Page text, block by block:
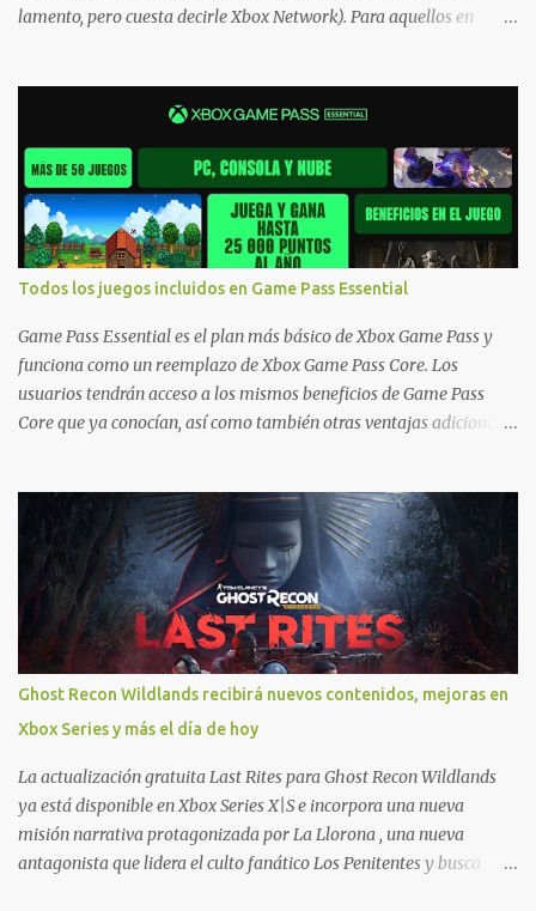
lamento, pero cuesta decirle Xbox Network). Para aquellos en
jugarlos y mantener un progreso compartido en Windows PC y
Xbox, y tenemos un listado de juegos compatibles por acá . ¿Aún
necesitas una mano con las compras? Tenemos un tutorial extenso
o en vídeo para que se quiten todas las dudas generales de cómo
hacer compras en Xbox . Podes consultar un listado más completo
de promociones desde xbox.com. El post puede tener
actualizaciones regulares o cambios ante cualquier error. Ofertas
- Argentina Ofertas - Chile Ofertas - Colombia Ofertas - México
Ofertas - Estados Unidos Ofertas - España Todas las ofertas de
Xbox One también aplican a Xbox Series, a excepción de los jue...
Todos los juegos incluidos en Game Pass Essential
Game Pass Essential es el plan más básico de Xbox Game Pass y
funciona como un reemplazo de Xbox Game Pass Core. Los
usuarios tendrán acceso a los mismos beneficios de Game Pass
Core que ya conocían, así como también otras ventajas adicionales
que están en Xbox y PC, que van desde skins, desbloqueo de
personajes, paquetes de armas hasta emotes, monedas virtuales y
más para diferentes títulos. Todas estas ventajas se pueden
reclamar desde la sección de Game Pass o en tu aplicación de Xbox
yendo directamente a la pestaña de Game Pass. Essential también
ahora sumará el acceso a la Nube de Xbox, el cual nos permitite
jugar una pequeña porción de los juegos de la suscripción
mediante xCloud y más de 600 juegos compatibles si es que los
compramos previamente (con más títulos en camino a ser
compatibles con la función Transmite tu Propios Juegos). Pueden
leer más...
Ghost Recon Wildlands recibirá nuevos contenidos, mejoras en
Xbox Series y más el día de hoy
La actualización gratuita Last Rites para Ghost Recon Wildlands
ya está disponible en Xbox Series X|S e incorpora una nueva
misión narrativa protagonizada por La Llorona , una nueva
antagonista que lidera el culto fanático Los Penitentes y busca